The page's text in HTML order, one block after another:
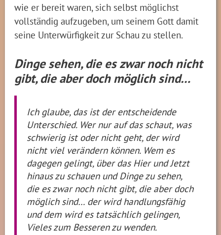
wie er bereit waren, sich selbst möglichst
vollständig aufzugeben, um seinem Gott damit
seine Unterwürfigkeit zur Schau zu stellen.
Dinge sehen, die es zwar noch nicht
gibt, die aber doch möglich sind…
Ich glaube, das ist der entscheidende
Unterschied. Wer nur auf das schaut, was
schwierig ist oder nicht geht, der wird
nicht viel verändern können. Wem es
dagegen gelingt, über das Hier und Jetzt
hinaus zu schauen und Dinge zu sehen,
die es zwar noch nicht gibt, die aber doch
möglich sind… der wird handlungsfähig
und dem wird es tatsächlich gelingen,
Vieles zum Besseren zu wenden.